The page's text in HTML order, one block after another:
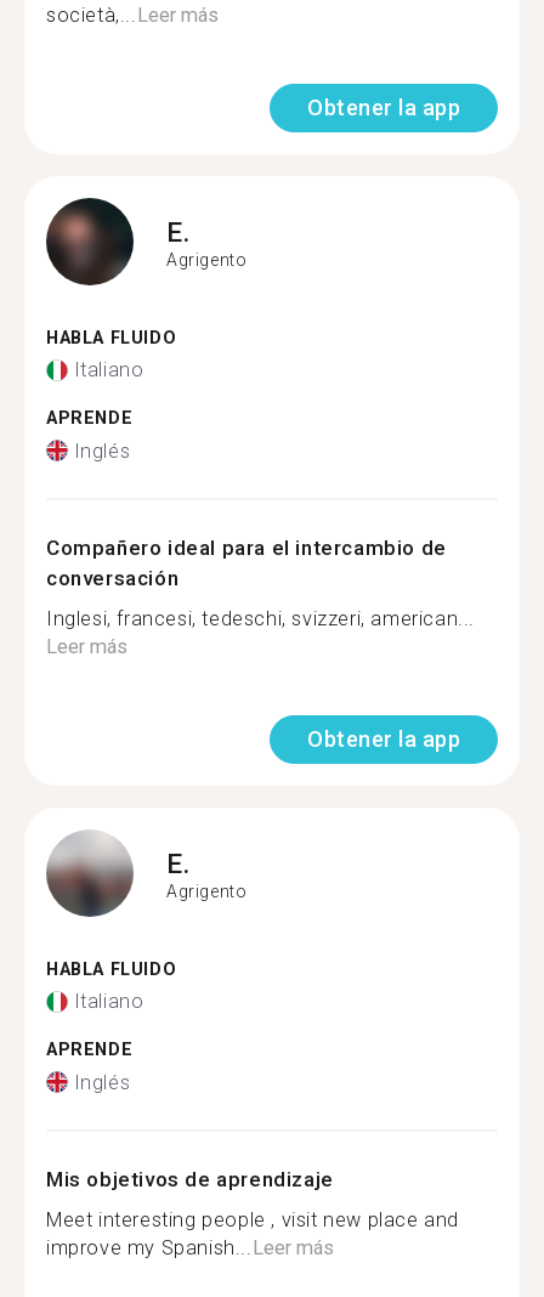
società,... Leer más
Obtener la app
E.
Agrigento
HABLA FLUIDO
Italiano
APRENDE
Inglés
Compañero ideal para el intercambio de
conversación
Inglesi, francesi, tedeschi, svizzeri, american...
Leer más
Obtener la app
E.
Agrigento
HABLA FLUIDO
Italiano
APRENDE
Inglés
Mis objetivos de aprendizaje
Meet interesting people , visit new place and
improve my Spanish... Leer más